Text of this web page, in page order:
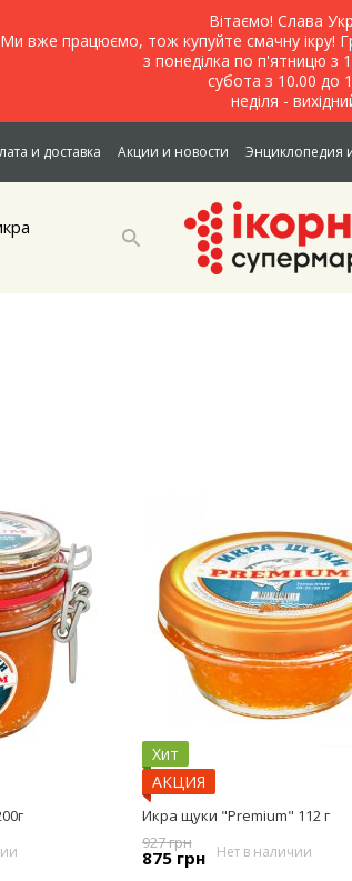
Вітаємо! Слава
Ми вже працюємо, тож купуйте смачну ікру!
з понеділка по п'ятницю з
субота з 10.00 до
неділя -
и доставка Акции и новости Энциклопедия
Хит
АКЦИЯ
Икра щуки "Premium" 112 г
927 грн
875 грн Нет в наличии